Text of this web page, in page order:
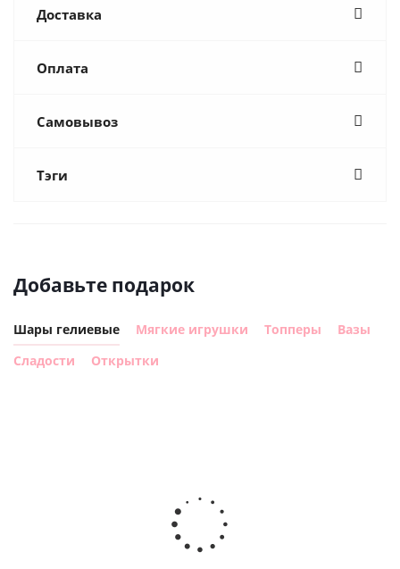
Доставка
Оплата
Самовывоз
Тэги
Добавьте подарок
Шары гелиевые Мягкие игрушки Топперы
Вазы
Сладости
Открытки
Шар с
днем
рождения,
с